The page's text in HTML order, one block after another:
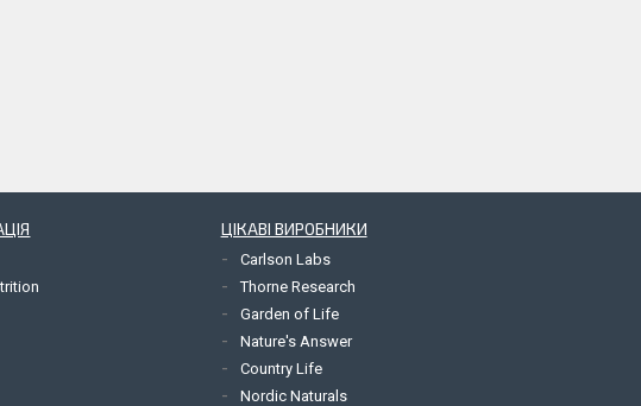
ЦІКАВІ ВИРОБНИКИ
Carlson Labs
Thorne Research
Garden of Life
Nature's Answer
Country Life
Nordic Naturals